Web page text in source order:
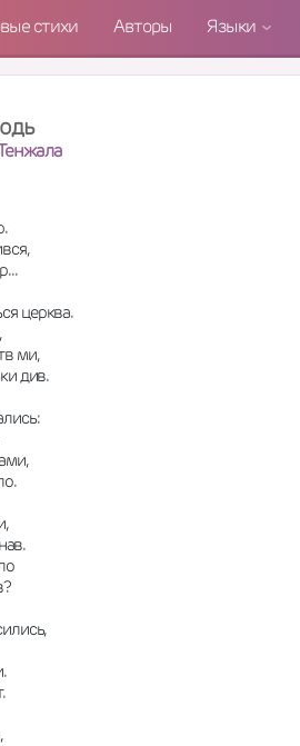
стихи Авторы Языки
церква.
ми,
див.